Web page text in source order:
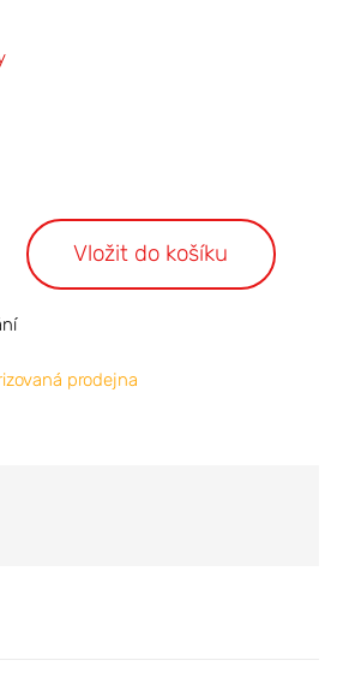
Vložit do košíku
prodejna